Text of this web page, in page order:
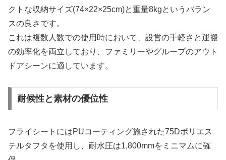
クトな収納サイズ(74×22×25cm)と重量8kgというバラン
スの良さです。
これは複数人数での使用時において、設営の手軽さと運搬
の効率化を両立しており、ファミリーやグループのアウト
ドアシーンに適しています。
耐候性と素材の優位性
フライシートにはPUコーティング施された75Dポリエス
テルタフタを使用し、耐水圧は1,800mmをミニマムに確